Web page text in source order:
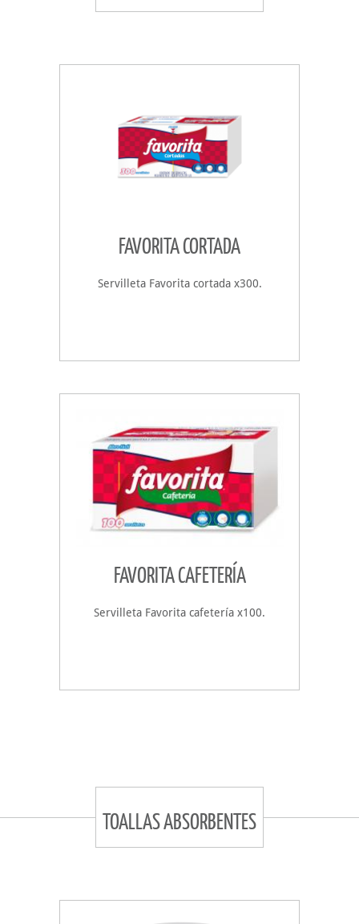
FAVORITA CORTADA
Servilleta Favorita cortada x300.
FAVORITA CAFETERÍA
Servilleta Favorita cafetería x100.
TOALLAS ABSORBENTES